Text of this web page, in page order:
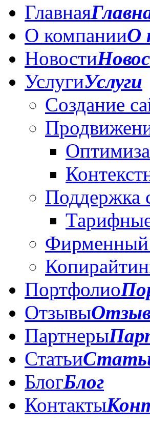
Главная
О компанииО
Новости
УслугиУслуги
Создание
Поддержка
Фирменный
Портфолио
Отзывы
Партнеры
Статьи
БлогБлог
Контакты